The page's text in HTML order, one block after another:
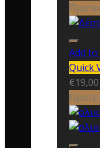
Add
Quick
€19,00